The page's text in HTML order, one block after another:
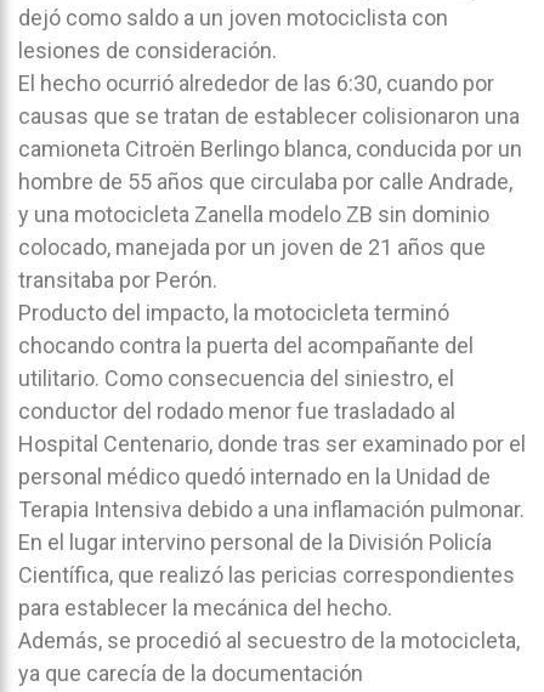
dejó como saldo a un joven motociclista con
lesiones de consideración.
El hecho ocurrió alrededor de las 6:30, cuando por
causas que se tratan de establecer colisionaron una
camioneta Citroën Berlingo blanca, conducida por un
hombre de 55 años que circulaba por calle Andrade,
y una motocicleta Zanella modelo ZB sin dominio
colocado, manejada por un joven de 21 años que
transitaba por Perón.
Producto del impacto, la motocicleta terminó
chocando contra la puerta del acompañante del
utilitario. Como consecuencia del siniestro, el
conductor del rodado menor fue trasladado al
Hospital Centenario, donde tras ser examinado por el
personal médico quedó internado en la Unidad de
Terapia Intensiva debido a una inflamación pulmonar.
En el lugar intervino personal de la División Policía
Científica, que realizó las pericias correspondientes
para establecer la mecánica del hecho.
Además, se procedió al secuestro de la motocicleta,
ya que carecía de la documentación